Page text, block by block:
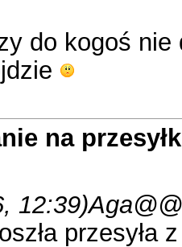
do kogoś nie
na
12:39)
przesyła